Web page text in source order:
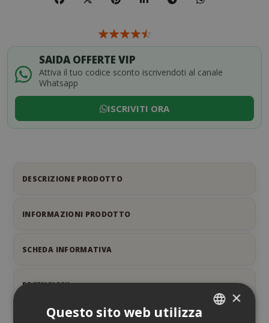
SAIDA OFFERTE VIP
Attiva il tuo codice sconto iscrivendoti al canale
Whatsapp
ISCRIVITI ORA
DESCRIZIONE PRODOTTO
INFORMAZIONI PRODOTTO
SCHEDA INFORMATIVA
RECENSIONI 4
×
Questo sito web utilizza